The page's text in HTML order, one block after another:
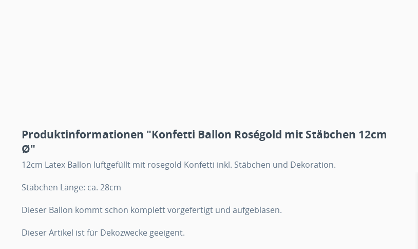
Produktinformationen "Konfetti Ballon Roségold mit Stäbchen 12cm
Ø"
12cm Latex Ballon luftgefüllt mit rosegold Konfetti inkl. Stäbchen und Dekoration.
Stäbchen Länge: ca. 28cm
Dieser Ballon kommt schon komplett vorgefertigt und aufgeblasen.
Dieser Artikel ist für Dekozwecke geeigent.